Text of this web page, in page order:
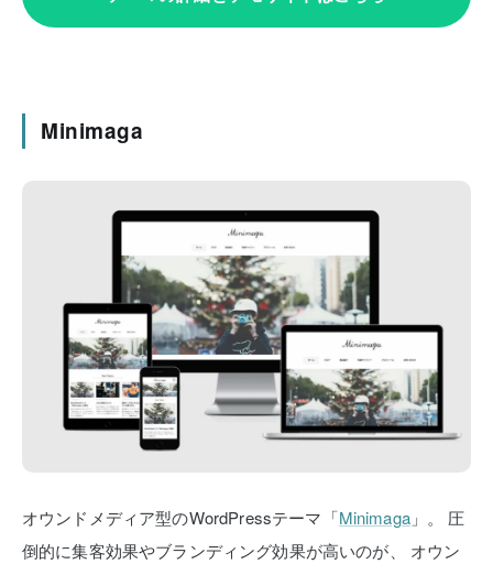
Minimaga
オウンドメディア型のWordPressテーマ「Minimaga」。
圧
倒的に集客効果やブランディング効果が高いのが、
オウン